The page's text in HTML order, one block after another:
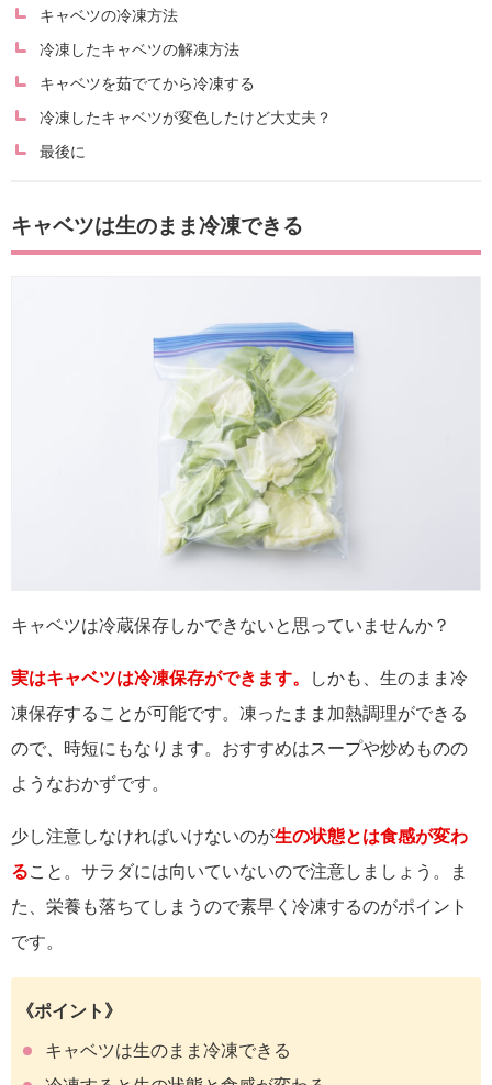
キャベツの冷凍方法
冷凍したキャベツの解凍方法
キャベツを茹でてから冷凍する
冷凍したキャベツが変色したけど大丈夫？
最後に
キャベツは生のまま冷凍できる
キャベツは冷蔵保存しかできないと思っていませんか？
実はキャベツは冷凍保存ができます。
しかも、生のまま冷
凍保存することが可能です。凍ったまま加熱調理ができる
ので、時短にもなります。おすすめはスープや炒めものの
ようなおかずです。
少し注意しなければいけないのが生の状態とは食感が変わ
ること。サラダには向いていないので注意しましょう。ま
た、栄養も落ちてしまうので素早く冷凍するのがポイント
です。
《ポイント》
キャベツは生のまま冷凍できる